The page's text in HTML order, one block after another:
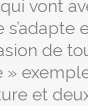
vont
de
»
et